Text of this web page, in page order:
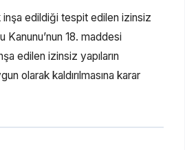
inşa edildiği tespit edilen izinsiz
Kanunu’nun 18. maddesi
edilen izinsiz yapıların
olarak kaldırılmasına karar